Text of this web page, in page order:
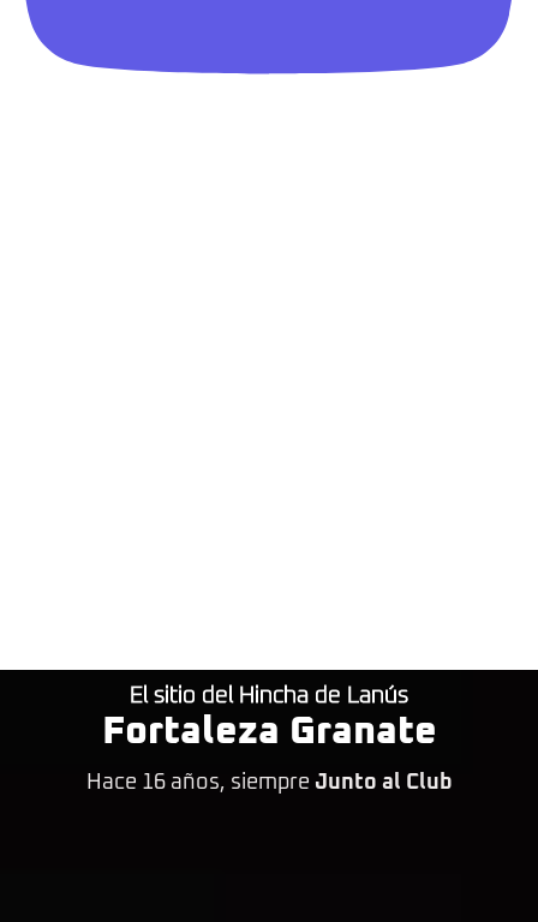
El sitio del Hincha de Lanús
Fortaleza Granate
Hace 16 años, siempre Junto al Club